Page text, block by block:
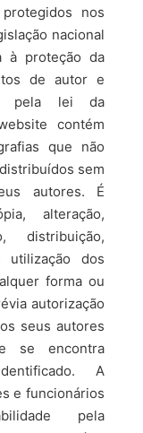
nos
nacional
à proteção da
de autor e
pela lei da
contém
que não
sem
autores. É
alteração,
distribuição,
utilização dos
forma ou
autorização
seus autores
se encontra
A
e funcionários
pela